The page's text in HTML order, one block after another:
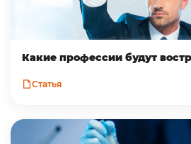
Какие профессии будут
Статья